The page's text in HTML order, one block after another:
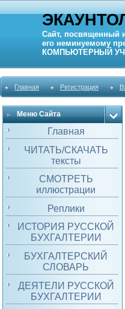
Сайт, посвященный
его неминуемому
КОМПЬЮТЕРНЫЙ
Главная Регистрация
Меню Сайта
Главная
ЧИТАТЬ/СКАЧАТЬ
тексты
СМОТРЕТЬ
иллюстрации
Реплики
ИСТОРИЯ РУССКОЙ
БУХГАЛТЕРИИ
БУХГАЛТЕРСКИЙ
СЛОВАРЬ
ДЕЯТЕЛИ РУССКОЙ
БУХГАЛТЕРИИ